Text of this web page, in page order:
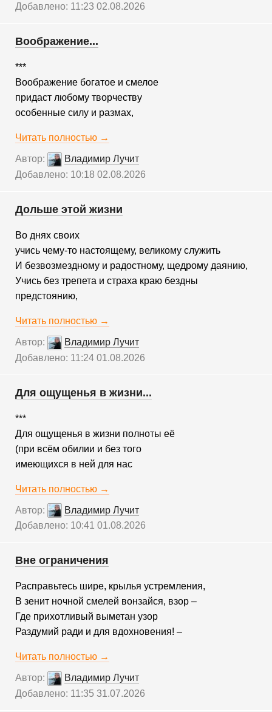
Добавлено: 11:23 02.08.2026
Воображение...
***
Воображение богатое и смелое
придаст любому творчеству
особенные силу и размах,
Читать полностью →
Автор:
Владимир Лучит
Добавлено: 10:18 02.08.2026
Дольше этой жизни
Во днях своих
учись чему-то настоящему, великому служить
И безвозмездному и радостному, щедрому даянию,
Учись без трепета и страха краю бездны
предстоянию,
Читать полностью →
Автор:
Владимир Лучит
Добавлено: 11:24 01.08.2026
Для ощущенья в жизни...
***
Для ощущенья в жизни полноты её
(при всём обилии и без того
имеющихся в ней для нас
Читать полностью →
Автор:
Владимир Лучит
Добавлено: 10:41 01.08.2026
Вне ограничения
Расправьтесь шире, крылья устремления,
В зенит ночной смелей вонзайся, взор –
Где прихотливый выметан узор
Раздумий ради и для вдохновения! –
Читать полностью →
Автор:
Владимир Лучит
Добавлено: 11:35 31.07.2026